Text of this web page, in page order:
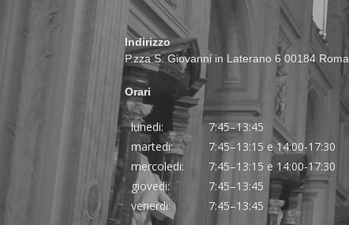
Indirizzo
P.zza S. Giovanni in Laterano 6 00184 Roma
Orari
lunedi:
7:45–13:45
martedi:
7:45–13:15 e 14:00-17:30
mercoledi:
7:45–13:15 e 14:00-17:30
giovedi:
7:45–13:45
venerdi:
7:45–13:45